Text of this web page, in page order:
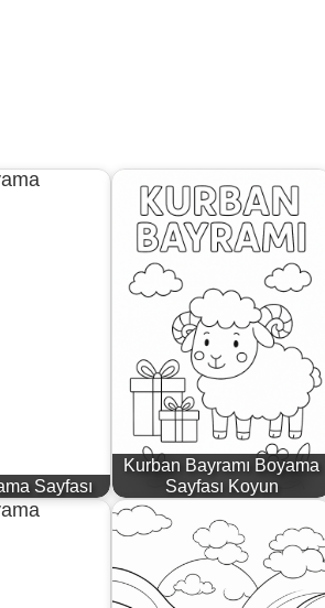
Sayfası
Kurban Bayramı Boyama
Sayfası Koyun